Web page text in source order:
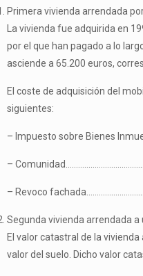
Primera vivienda arrendada
La vivienda fue adquirida en
por el que han pagado a lo
asciende a 65.200 euros,
El coste de adquisición del
siguientes:
– Impuesto sobre Bienes
–
– Revoco
Segunda vivienda arrendada a
El valor catastral de la
valor del suelo. Dicho valor